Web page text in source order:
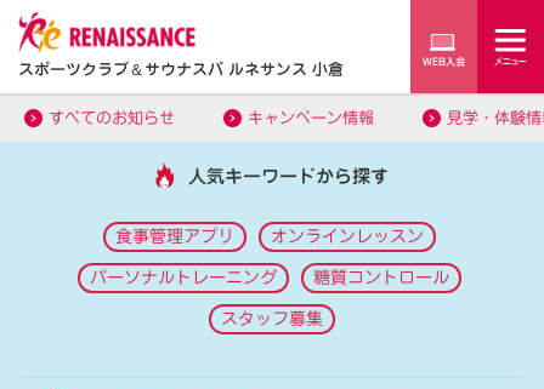
スポーツクラブ＆サウナスパ ルネサンス 小倉
すべてのお知らせ キャンペーン情報 見学・体験
人気キーワードから探す
食事管理アプリ オンラインレッスン
パーソナルトレーニング 糖質コントロール
スタッフ募集